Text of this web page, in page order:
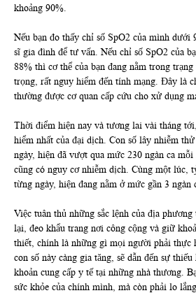
khoảng 90%.
Nếu bạn đo thấy chỉ số SpO2 của mình dưới
sĩ gia đình để tư vấn. Nếu chỉ số SpO2 của
88% thì cơ thể của bạn đang nằm trong
trọng, rất nguy hiểm đến tính mạng. Đây là
thường được cơ quan cấp cứu cho xử dụng
Thời điểm hiện nay và tương lai vài tháng
hiểm nhất của đại dịch. Con số lây nhiễm
ngày, hiện đã vượt qua mức 230 ngàn ca
cũng có nguy cơ nhiễm dịch. Cùng một lúc,
từng ngày, hiện đang nằm ở mức gần 3 ngàn
Việc tuân thủ những sắc lệnh của địa
lại, đeo khẩu trang nơi công cộng và giữ
thiết, chính là những gì mọi người phải thực
con số này càng gia tăng, sẽ dẫn đến sự
khoản cung cấp y tế tại những nhà thương.
sức khỏe của chính mình, mà còn phải lo